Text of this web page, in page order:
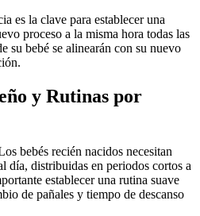
es la clave para establecer una
proceso a la misma hora todas las
su bebé se alinearán con su nuevo
y Rutinas por
bebés recién nacidos necesitan
día, distribuidas en periodos cortos a
establecer una rutina suave
de pañales y tiempo de descanso